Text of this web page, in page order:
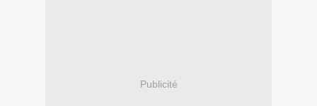
Publicité